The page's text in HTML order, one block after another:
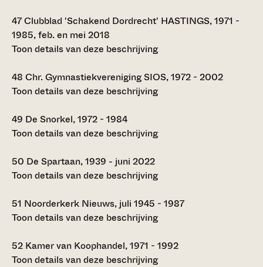
47Clubblad 'Schakend Dordrecht' HASTINGS, 1971 -
1985, feb. en mei 2018
Toon details van deze beschrijving
48 Chr. Gymnastiekvereniging SIOS, 1972 - 2002
Toon details van deze beschrijving
49 De Snorkel, 1972 - 1984
Toon details van deze beschrijving
50 De Spartaan, 1939 - juni 2022
Toon details van deze beschrijving
51 Noorderkerk Nieuws, juli 1945 - 1987
Toon details van deze beschrijving
52 Kamer van Koophandel, 1971 - 1992
Toon details van deze beschrijving